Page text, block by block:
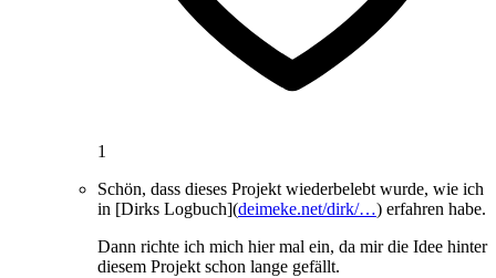
1
Schön, dass dieses Projekt wiederbelebt wurde, wie ich
in [Dirks Logbuch](deimeke.net/dirk/…) erfahren habe.
Dann richte ich mich hier mal ein, da mir die Idee hinter
diesem Projekt schon lange gefällt.